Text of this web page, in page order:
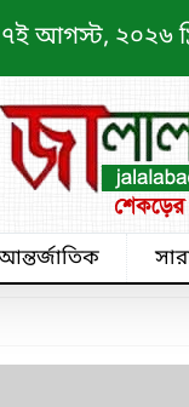
আগস্ট, ২০২৬